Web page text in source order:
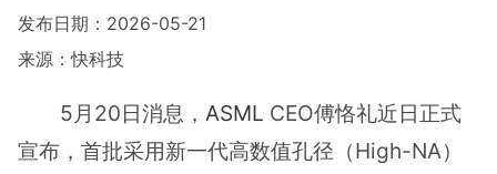
发布日期：2026-05-21
来源：快科技
5月20日消息，ASML CEO傅恪礼近日正式
宣布，首批采用新一代高数值孔径（High-NA）